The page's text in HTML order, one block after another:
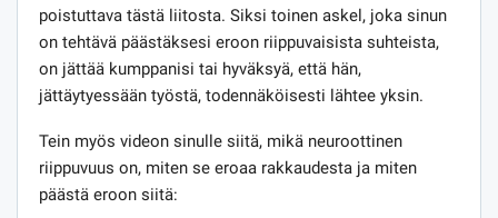
poistuttava tästä liitosta. Siksi toinen askel, joka sinun
on tehtävä päästäksesi eroon riippuvaisista suhteista,
on jättää kumppanisi tai hyväksyä, että hän,
jättäytyessään työstä, todennäköisesti lähtee yksin.
Tein myös videon sinulle siitä, mikä neuroottinen
riippuvuus on, miten se eroaa rakkaudesta ja miten
päästä eroon siitä: